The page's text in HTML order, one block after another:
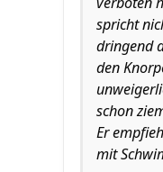
spricht
dringend
den
schon
Er
mit